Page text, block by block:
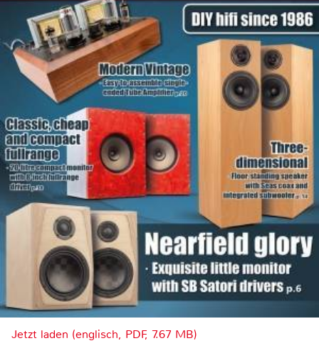
Jetzt laden (englisch, PDF, 7.67 MB)